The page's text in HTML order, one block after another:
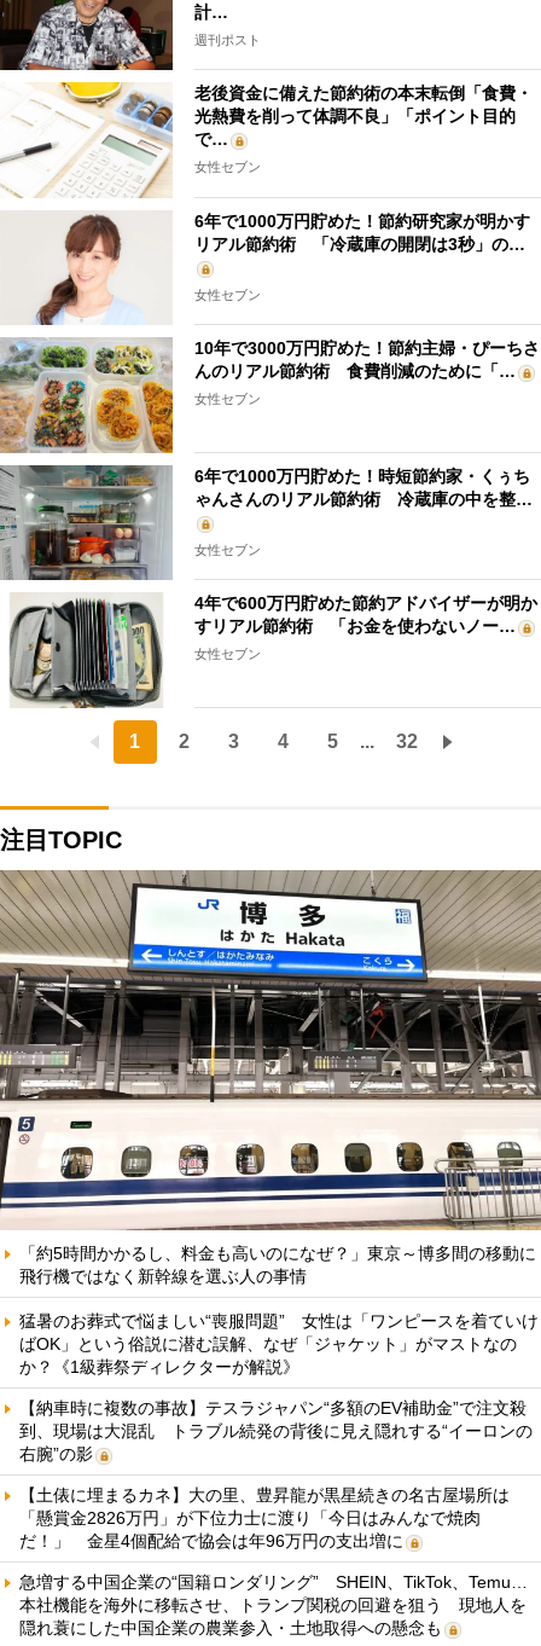
計…
週刊ポスト
老後資金に備えた節約術の本末転倒「食費・
光熱費を削って体調不良」「ポイント目的
で…
女性セブン
6年で1000万円貯めた！節約研究家が明かす
リアル節約術 「冷蔵庫の開閉は3秒」の…
女性セブン
10年で3000万円貯めた！節約主婦・ぴーちさ
んのリアル節約術 食費削減のために「…
女性セブン
6年で1000万円貯めた！時短節約家・くぅち
ゃんさんのリアル節約術 冷蔵庫の中を整…
女性セブン
4年で600万円貯めた節約アドバイザーが明か
すリアル節約術 「お金を使わないノー…
女性セブン
1 2 3 4 5 ... 32
注目TOPIC
「約5時間かかるし、料金も高いのになぜ？」東京～博多間の移動に
飛行機ではなく新幹線を選ぶ人の事情
猛暑のお葬式で悩ましい“喪服問題” 女性は「ワンピースを着ていけ
ばOK」という俗説に潜む誤解、なぜ「ジャケット」がマストなの
か？《1級葬祭ディレクターが解説》
【納車時に複数の事故】テスラジャパン“多額のEV補助金”で注文殺
到、現場は大混乱 トラブル続発の背後に見え隠れする“イーロンの
右腕”の影
【土俵に埋まるカネ】大の里、豊昇龍が黒星続きの名古屋場所は
「懸賞金2826万円」が下位力士に渡り「今日はみんなで焼肉
だ！」 金星4個配給で協会は年96万円の支出増に
急増する中国企業の“国籍ロンダリング” SHEIN、TikTok、Temu…
本社機能を海外に移転させ、トランプ関税の回避を狙う 現地人を
隠れ蓑にした中国企業の農業参入・土地取得への懸念も